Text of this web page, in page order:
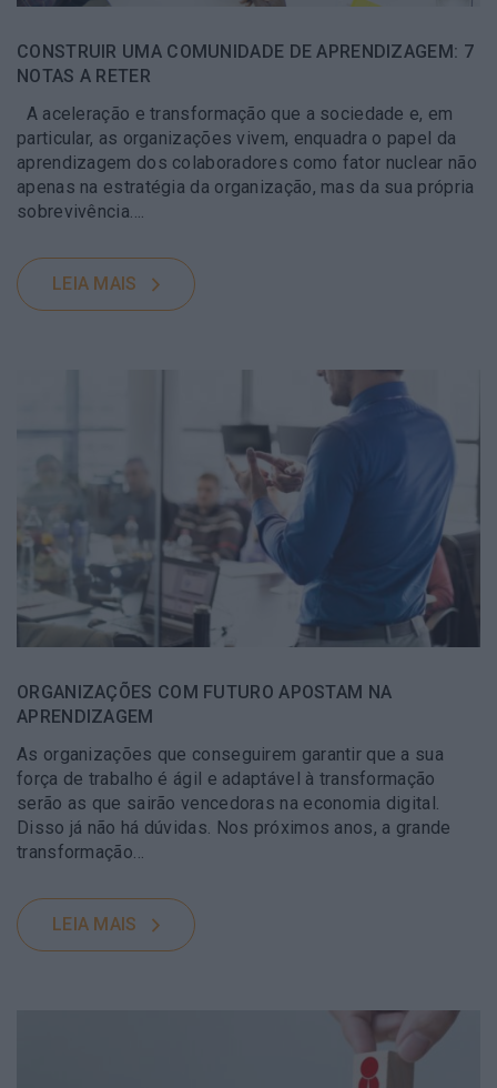
CONSTRUIR UMA COMUNIDADE DE APRENDIZAGEM: 7
NOTAS A RETER
A aceleração e transformação que a sociedade e, em
particular, as organizações vivem, enquadra o papel da
aprendizagem dos colaboradores como fator nuclear não
apenas na estratégia da organização, mas da sua própria
sobrevivência….
LEIA MAIS
ORGANIZAÇÕES COM FUTURO APOSTAM NA
APRENDIZAGEM
As organizações que conseguirem garantir que a sua
força de trabalho é ágil e adaptável à transformação
serão as que sairão vencedoras na economia digital.
Disso já não há dúvidas. Nos próximos anos, a grande
transformação…
LEIA MAIS